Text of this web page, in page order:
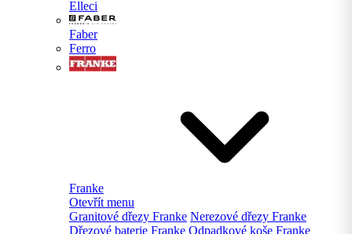
Elleci
Faber
Ferro
Franke
Otevřít menu
Granitové dřezy Franke Nerezové dřezy Franke
Dřezové baterie Franke Odpadkové koše Franke